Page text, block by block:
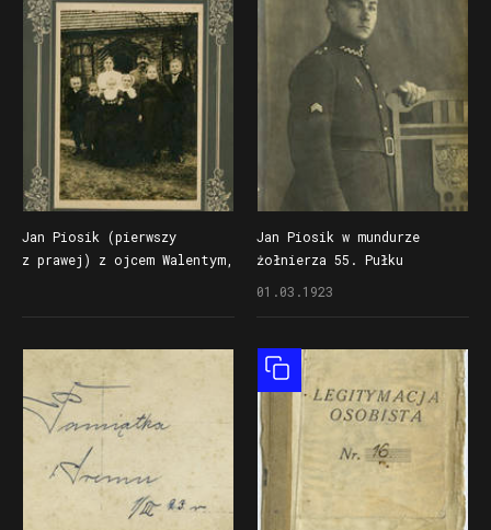
Jan Piosik (pierwszy
z prawej) z ojcem Walentym,
Jan Piosik w mundurze
żołnierza 55. Pułku
Piechoty, na ramieniu
widoczne szewrony za służbę
frontową
01.03.1923
Obiekt złożony